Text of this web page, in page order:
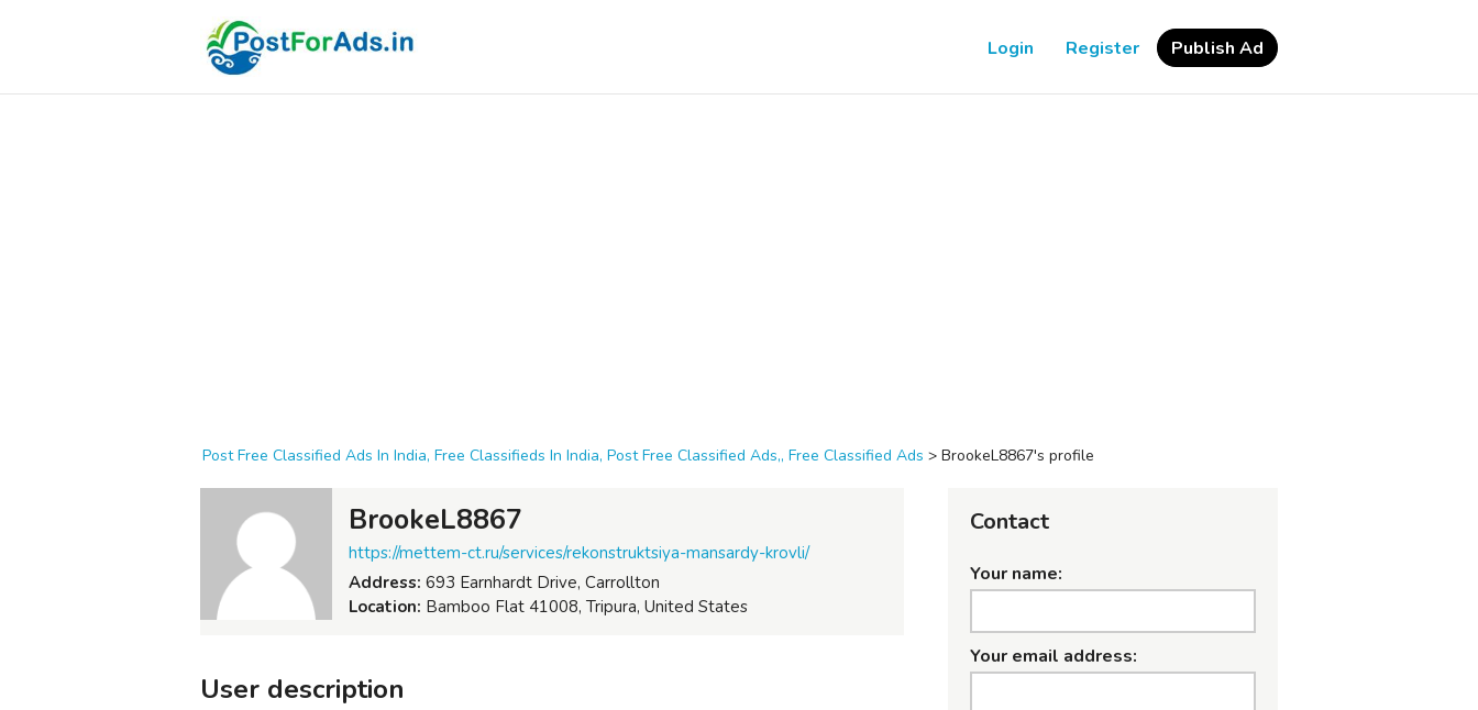
Login Register Publish Ad
Post Free Classified Ads In India, Free Classifieds In India, Post Free Classified Ads,, Free Classified Ads > BrookeL8867's profile
BrookeL8867
https://mettem-ct.ru/services/rekonstruktsiya-mansardy-krovli/
Address: 693 Earnhardt Drive, Carrollton
Location: Bamboo Flat 41008, Tripura, United States
User description
Contact
Your name:
Your email address: